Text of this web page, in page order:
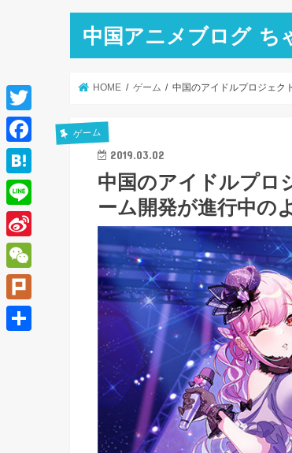
中国アニメブログ ち
HOME ゲーム 中国のアイドルプロジェク
ゲーム
2019.03.02
中国のアイドルプロ
ーム開発が進行中の
T
w
i
t
e
r
F
a
c
e
b
o
o
k
H
a
t
e
a
L
i
n
e
S
i
n
a
W
e
C
P